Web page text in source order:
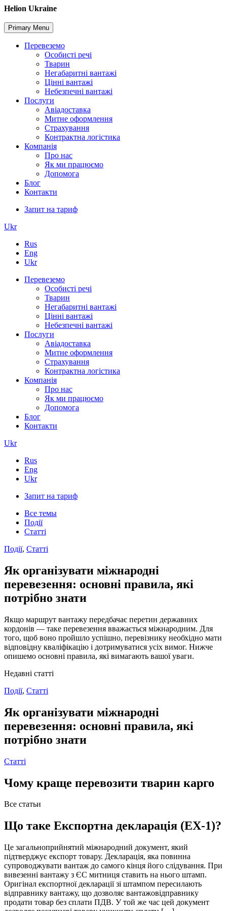
Skip
content
Helion Ukraine
Primary Menu
Перевеземо
Особисті речі
Тварин
Негабаритні вантажі
Цінні вантажі
Небезпечні вантажі
Послуги
Авіадоставка
Митне оформлення
Страхування
Контрактна логістика
Компанія
Про нас
Як ми працюємо
Допомога
Блог
Контакти
Запит на тариф
Ukr
Rus
Eng
Ukr
Перевеземо
Особисті речі
Тварин
Негабаритні вантажі
Цінні вантажі
Небезпечні вантажі
Послуги
Авіадоставка
Митне оформлення
Страхування
Контрактна логістика
Компанія
Про нас
Як ми працюємо
Допомога
Блог
Контакти
Ukr
Rus
Eng
Ukr
Запит на тариф
Все темы
Події
Статті
Події, Статті
Як організувати міжнародні
перевезення: основні правила, які
потрібно знати
Якщо маршрут вантажу передбачає перетин державних
кордонів — таке перевезення вважається міжнародним. Для
того, щоб воно пройшло успішно, перевізнику необхідно мати
відповідну кваліфікацію і дотримуватися усіх вимог. Нижче
опишемо основні правила, які вимагають вашої уваги.
Недавні статті
Події, Статті
Як організувати міжнародні
перевезення: основні правила, які
потрібно знати
Статті
Чому краще перевозити тварин карго
Все статьи
Що таке Експортна декларація (EX-1)?
Це загальноприйнятий міжнародний документ, який
підтверджує експорт товару. Декларація, яка повинна
супроводжувати вантаж до самого кінця його слідування. При
вивезенні вантажу з ЄС митниця ставить на нього штамп.
Оригінал експортної декларації зі штампом пересилають
відправнику вантажу, що дозволяє вантажовідправнику
продати товар без сплати ПДВ. У той же час цей документ